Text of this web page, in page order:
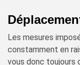
Les mesures
constamment en
vous donc toujours